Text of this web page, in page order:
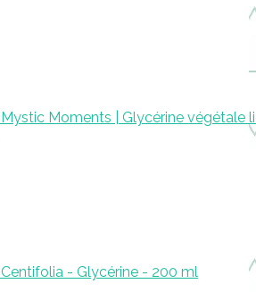
Mystic Moments | Glycérine végétale
Centifolia - Glycérine - 200 ml